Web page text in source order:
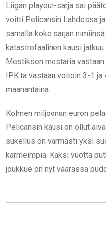
Liigan playout-sarja sai
voitti Pelicansin Lahdessa
samalla koko sarjan
katastrofaalinen kausi
Mestiksen mestaria
IPK:ta vastaan voitoin 3-1 ja
maanantaina.
Kolmen miljoonan euron
Pelicansin kausi on ollut
sukellus on varmasti yksi
karmeimpia. Kaksi vuotta
joukkue on nyt vaarassa